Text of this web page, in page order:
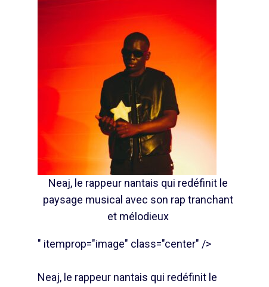
Neaj, le rappeur nantais qui redéfinit le
paysage musical avec son rap tranchant
et mélodieux
" itemprop="image" class="center" />
Neaj, le rappeur nantais qui redéfinit le